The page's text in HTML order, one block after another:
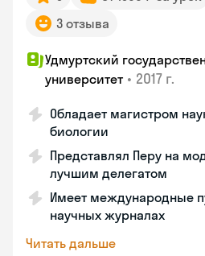
3 отзыва
Удмуртский
университет • 2017 г.
Обладает магистром
биологии
Представлял Перу на
лучшим делегатом
Имеет международные
научных журналах
Читать дальше